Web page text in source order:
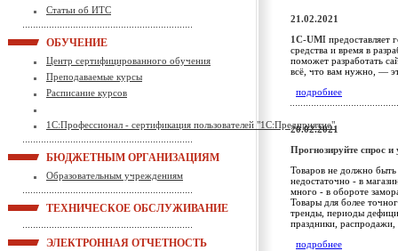
Статьи об ИТС
ОБУЧЕНИЕ
Центр сертифицированного обучения
Преподаваемые курсы
Расписание курсов
1С:Профессионал - сертификация пользователей "1С:Предприятие"
БЮДЖЕТНЫМ ОРГАНИЗАЦИЯМ
Образовательным учреждениям
ТЕХНИЧЕСКОЕ ОБСЛУЖИВАНИЕ
ЭЛЕКТРОННАЯ ОТЧЕТНОСТЬ
21.02.2021
1С-UMI предоставляет
средства и время в
поможет разработать
всё, что вам нужно, —
подробнее
20.02.2021
Прогнозируйте спрос и
Товаров не должно
недостаточно - в
много - в обороте
Товары для более
тренды, периоды
праздники, распродажи,
подробнее